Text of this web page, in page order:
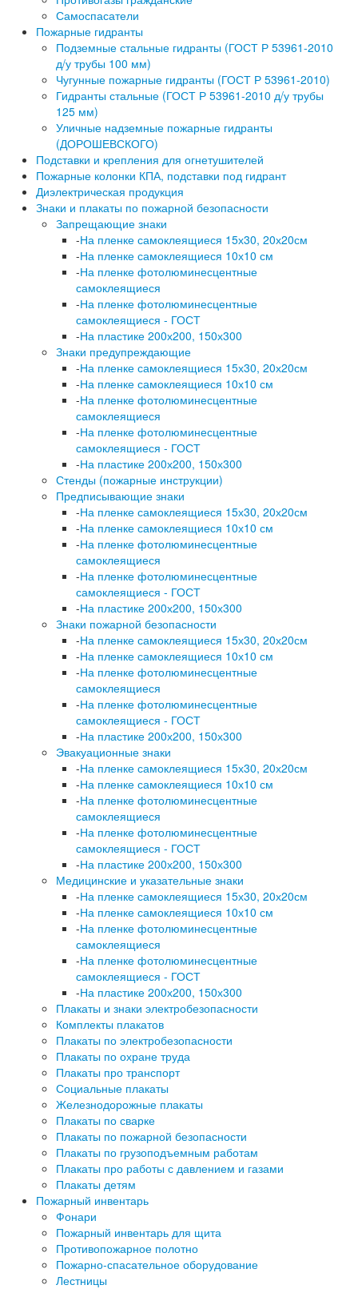
Самоспасатели
Пожарные гидранты
Подземные стальные гидранты (ГОСТ Р 53961-2010
д/у трубы 100 мм)
Чугунные пожарные гидранты (ГОСТ Р 53961-2010)
Гидранты стальные (ГОСТ Р 53961-2010 д/у трубы
125 мм)
Уличные надземные пожарные гидранты
(ДОРОШЕВСКОГО)
Подставки и крепления для огнетушителей
Пожарные колонки КПА, подставки под гидрант
Диэлектрическая продукция
Знаки и плакаты по пожарной безопасности
Запрещающие знаки
-На пленке самоклеящиеся 15х30, 20х20см
-На пленке самоклеящиеся 10х10 см
-На пленке фотолюминесцентные
самоклеящиеся
-На пленке фотолюминесцентные
самоклеящиеся - ГОСТ
-На пластике 200х200, 150х300
Знаки предупреждающие
-На пленке самоклеящиеся 15х30, 20х20см
-На пленке самоклеящиеся 10х10 см
-На пленке фотолюминесцентные
самоклеящиеся
-На пленке фотолюминесцентные
самоклеящиеся - ГОСТ
-На пластике 200х200, 150х300
Стенды (пожарные инструкции)
Предписывающие знаки
-На пленке самоклеящиеся 15х30, 20х20см
-На пленке самоклеящиеся 10х10 см
-На пленке фотолюминесцентные
самоклеящиеся
-На пленке фотолюминесцентные
самоклеящиеся - ГОСТ
-На пластике 200х200, 150х300
Знаки пожарной безопасности
-На пленке самоклеящиеся 15х30, 20х20см
-На пленке самоклеящиеся 10х10 см
-На пленке фотолюминесцентные
самоклеящиеся
-На пленке фотолюминесцентные
самоклеящиеся - ГОСТ
-На пластике 200х200, 150х300
Эвакуационные знаки
-На пленке самоклеящиеся 15х30, 20х20см
-На пленке самоклеящиеся 10х10 см
-На пленке фотолюминесцентные
самоклеящиеся
-На пленке фотолюминесцентные
самоклеящиеся - ГОСТ
-На пластике 200х200, 150х300
Медицинские и указательные знаки
-На пленке самоклеящиеся 15х30, 20х20см
-На пленке самоклеящиеся 10х10 см
-На пленке фотолюминесцентные
самоклеящиеся
-На пленке фотолюминесцентные
самоклеящиеся - ГОСТ
-На пластике 200х200, 150х300
Плакаты и знаки электробезопасности
Комплекты плакатов
Плакаты по электробезопасности
Плакаты по охране труда
Плакаты про транспорт
Социальные плакаты
Железнодорожные плакаты
Плакаты по сварке
Плакаты по пожарной безопасности
Плакаты по грузоподъемным работам
Плакаты про работы с давлением и газами
Плакаты детям
Пожарный инвентарь
Фонари
Пожарный инвентарь для щита
Противопожарное полотно
Пожарно-спасательное оборудование
Лестницы